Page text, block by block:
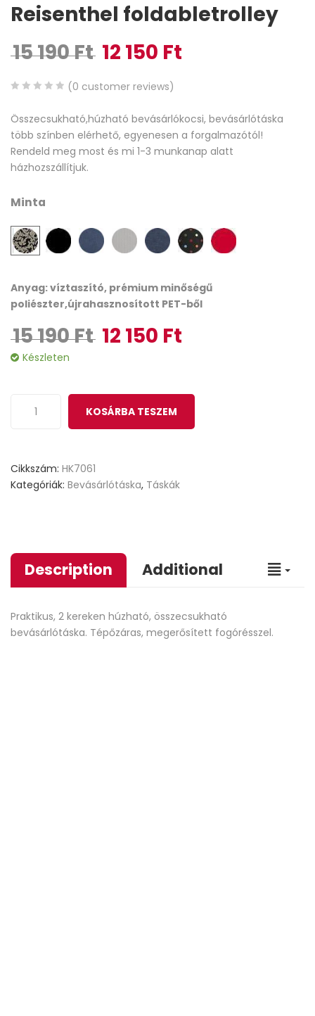
Reisenthel foldabletrolley
15 190Ft Original price was: 15 190 Ft.
12 150 Ft
out
of
based
on
ratings
(0 customer reviews)
Összecsukható,húzható bevásárlókocsi, bevásárlótáska
több színben elérhető, egyenesen a forgalmazótól!
Rendeld meg most és mi 1-3 munkanap alatt
házhozszállítjuk.
Minta
Anyag: víztaszító, prémium minőségű
poliészter,újrahasznosított PET-ből
15 190Ft Original price was: 15 190 Ft.
12 150 Ft
Készleten
KOSÁRBA TESZEM
Cikkszám: HK7061
Kategóriák: Bevásárlótáska, Táskák
Description Additional
Praktikus, 2 kereken húzható, összecsukható
bevásárlótáska. Tépőzáras, megerősített fogórésszel.